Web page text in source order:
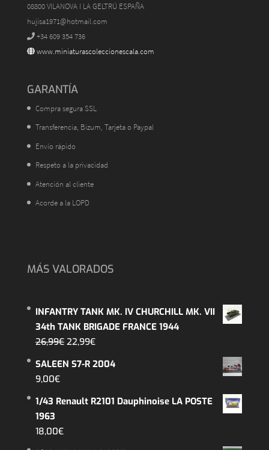
08800 VILANOVA I LA GELTRÚ ESPAÑA
hujisa1971@hotmail.com
+34 609 354 736
www.miniaturascoleccionescala.com
GARANTÍA
Compra segura SSL
Transferencia, Bizum, Tarjeta o Paypal
Envío rápido
Respeto a la privacidad
Atención al cliente
Acorde a la LOPD
MÁS VALORADOS
INFANTRY TANK MK. IV CHURCHILL MK. VII
34th TANK BRIGADE FRANCE 1944
26,99€ El
26,99€.
22,99€El
22,99€.
SALEEN S7-R 2004
9,00€
1/43 Renault R2101 Dauphinoise LA POSTE
1963
18,00€